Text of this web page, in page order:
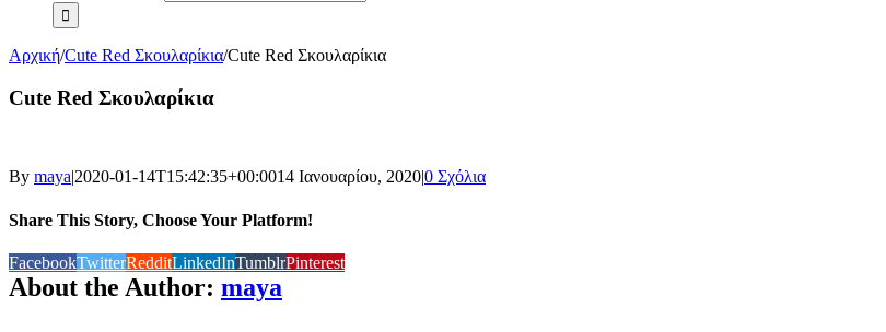
Αρχική/Cute Red Σκουλαρίκια/Cute Red Σκουλαρίκια
Cute Red Σκουλαρίκια
By maya|2020-01-14T15:42:35+00:0014 Ιανουαρίου, 2020|0 Σχόλια
Share This Story, Choose Your Platform!
FacebookTwitterRedditLinkedInTumblrPinterest
About the Author: maya